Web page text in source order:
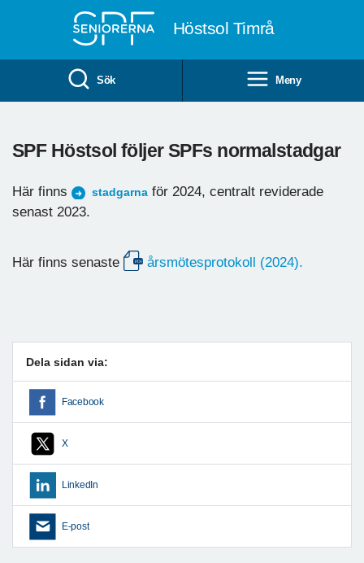
Höstsol Timrå
Sök Meny
SPF Höstsol följer SPFs normalstadgar
Här finns stadgarna för 2024, centralt reviderade
senast 2023.
Här finns senaste årsmötesprotokoll (2024).
Dela sidan via:
Facebook
X
LinkedIn
E-post